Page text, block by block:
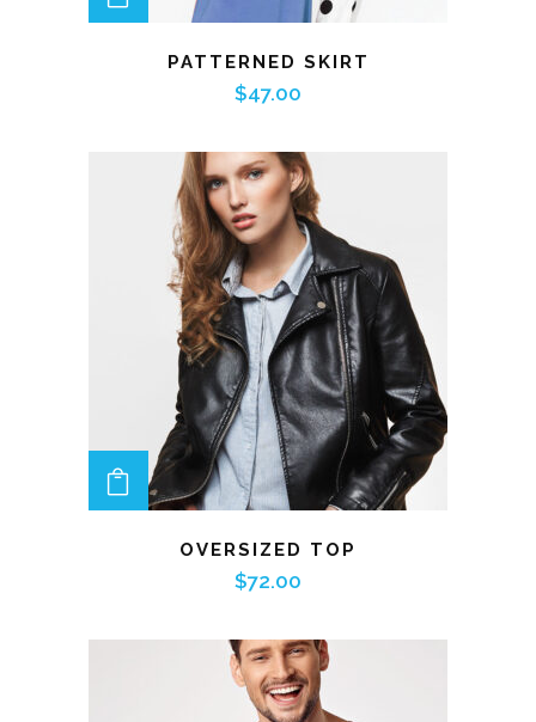
PATTERNED SKIRT
$47.00
ADD TO CART
OVERSIZED TOP
$72.00